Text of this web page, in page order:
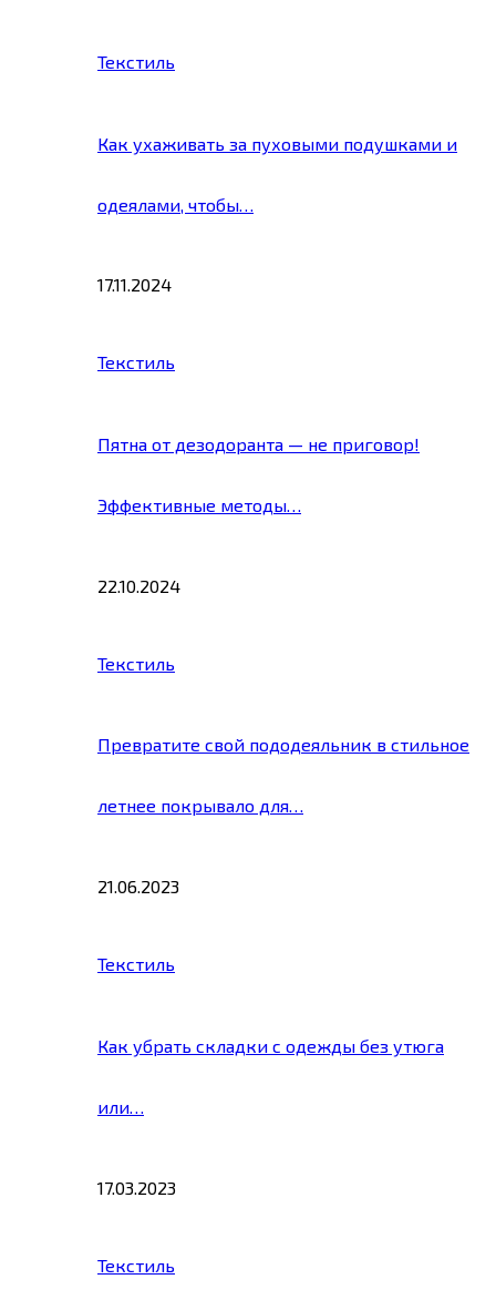
Текстиль
Как ухаживать за пуховыми подушками и
одеялами, чтобы…
17.11.2024
Текстиль
Пятна от дезодоранта — не приговор!
Эффективные методы…
22.10.2024
Текстиль
Превратите свой пододеяльник в стильное
летнее покрывало для…
21.06.2023
Текстиль
Как убрать складки с одежды без утюга
или…
17.03.2023
Текстиль